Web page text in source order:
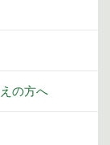
の方へ